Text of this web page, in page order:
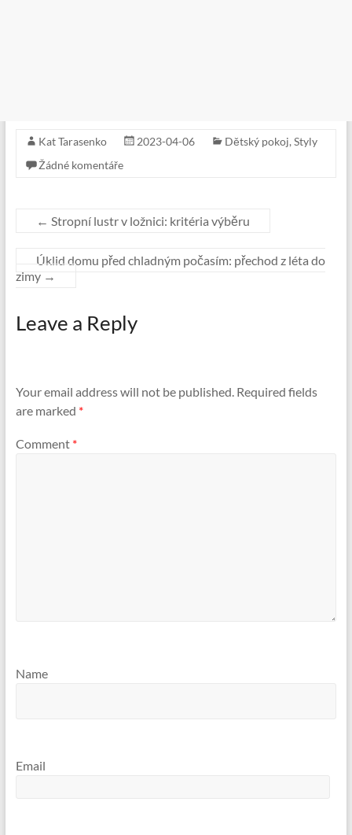
Kat Tarasenko 2023-04-06 Dětský pokoj, Styly
Žádné komentáře
← Stropní lustr v ložnici: kritéria výběru
Úklid domu před chladným počasím: přechod z léta do
zimy →
Leave a Reply
Your email address will not be published. Required fields
are marked *
Comment *
Name
Email